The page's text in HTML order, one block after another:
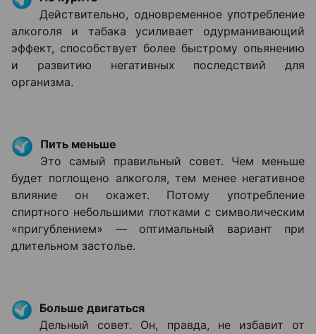
Действительно, одновременное употребление
алкоголя и табака усиливает одурманивающий
эффект, способствует более быстрому опьянению
и развитию негативных последствий для
организма.
Пить меньше
Это самый правильный совет. Чем меньше
будет поглощено алкоголя, тем менее негативное
влияние он окажет. Потому употребление
спиртного небольшими глотками с символическим
«пригублением» — оптимальный вариант при
длительном застолье.
Больше двигаться
Дельный совет. Он, правда, не избавит от